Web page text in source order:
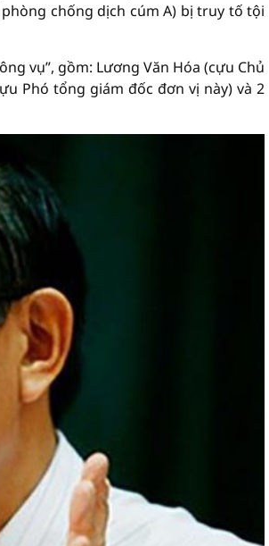
chống dịch cúm A) bị truy tố tội
vụ”, gồm: Lương Văn Hóa (cựu Chủ
Phó tổng giám đốc đơn vị này) và 2